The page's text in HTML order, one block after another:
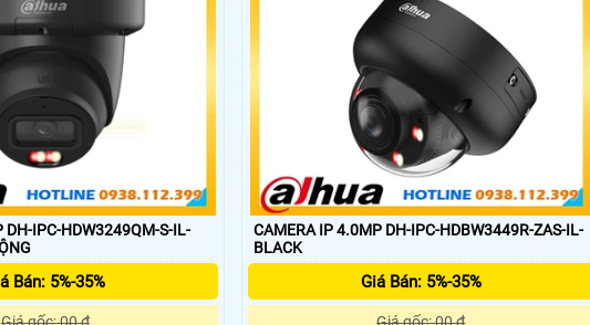
DH-IPC-HDW3249QM-S-IL-
Bán: 5%-35%
CAMERA IP 4.0MP DH-IPC-HDBW3449R-ZAS-IL-
BLACK
Giá Bán: 5%-35%